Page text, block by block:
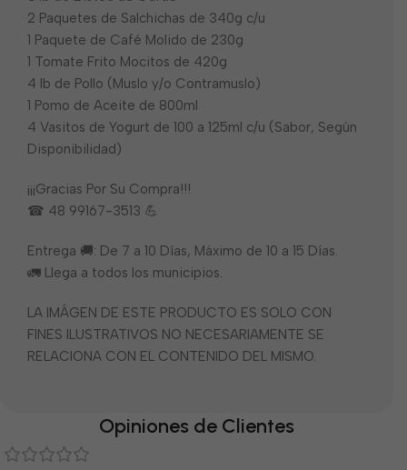
2 Paquetes de Salchichas de 340g c/u
1 Paquete de Café Molido de 230g
1 Tomate Frito Mocitos de 420g
4 lb de Pollo (Muslo y/o Contramuslo)
1 Pomo de Aceite de 800ml
4 Vasitos de Yogurt de 100 a 125ml c/u (Sabor, Según
Disponibilidad)
¡¡¡Gracias Por Su Compra!!!
☎ 48 99167-3513 💪
Entrega 🚚: De 7 a 10 Días, Máximo de 10 a 15 Días.
🚛 Llega a todos los municipios.
LA IMÁGEN DE ESTE PRODUCTO ES SOLO CON
FINES ILUSTRATIVOS NO NECESARIAMENTE SE
RELACIONA CON EL CONTENIDO DEL MISMO.
Opiniones de Clientes